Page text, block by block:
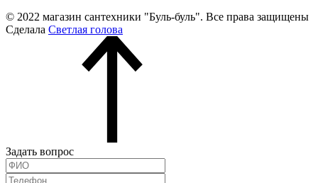
© 2022 магазин сантехники "Буль-буль". Все права защищены
Сделала Светлая голова
Задать вопрос